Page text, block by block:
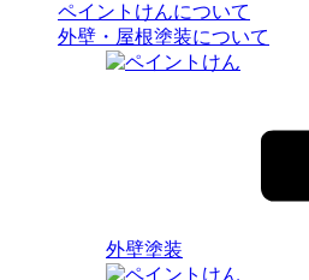
ペイントけんについて
外壁・屋根塗装について
外壁塗装